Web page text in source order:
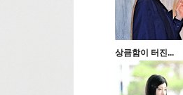
상큼함이 터진...